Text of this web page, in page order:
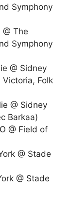
Symphony
The
Symphony
@ Sidney
Folk
@ Sidney
Barkaa)
@ Field of
@ Stade
@ Stade